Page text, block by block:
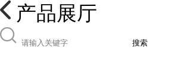
产品展厅
搜索